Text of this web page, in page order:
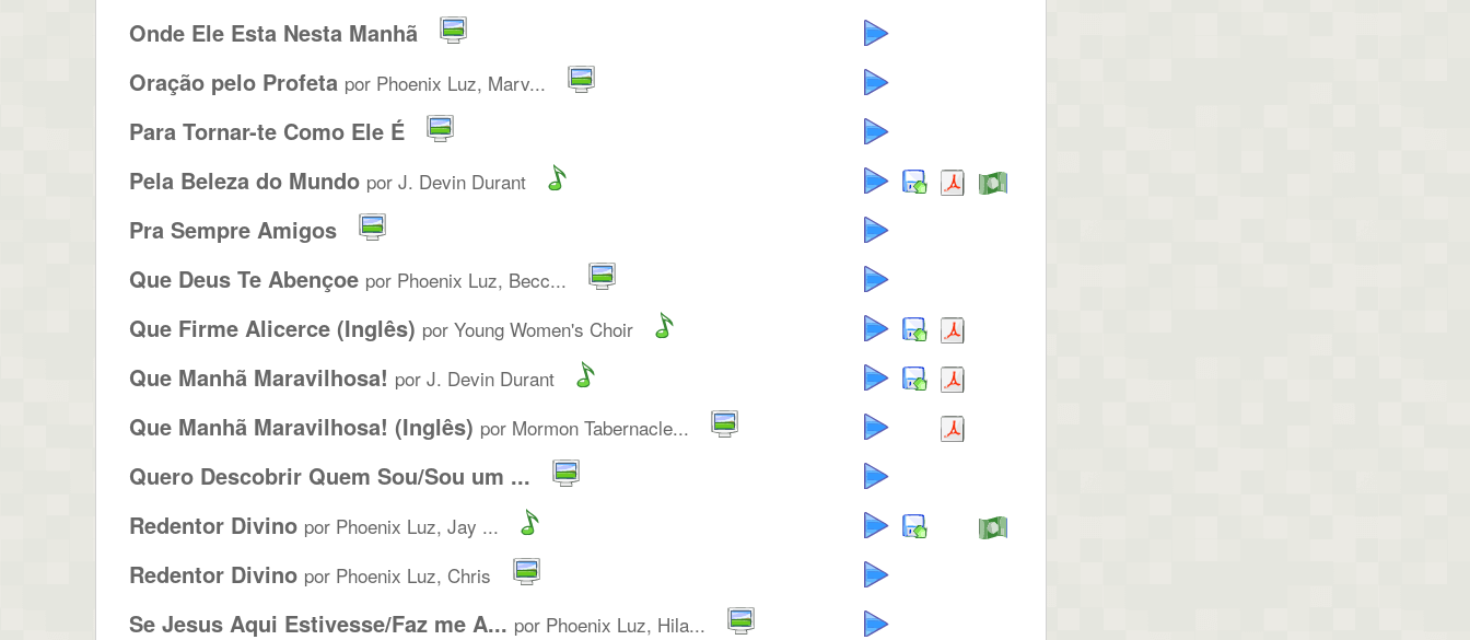
Onde Ele Esta Nesta Manhã
Oração pelo Profeta por Phoenix Luz, Marv...
Para Tornar-te Como Ele É
Pela Beleza do Mundo por J. Devin Durant
Pra Sempre Amigos
Que Deus Te Abençoe por Phoenix Luz, Becc...
Que Firme Alicerce (Inglês) por Young Women's Choir
Que Manhã Maravilhosa! por J. Devin Durant
Que Manhã Maravilhosa! (Inglês) por Mormon Tabernacle...
Quero Descobrir Quem Sou/Sou um ...
Redentor Divino por Phoenix Luz, Jay ...
Redentor Divino por Phoenix Luz, Chris
Se Jesus Aqui Estivesse/Faz me A... por Phoenix Luz, Hila...